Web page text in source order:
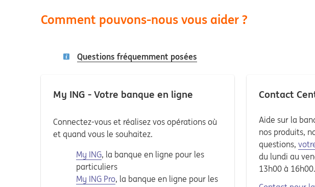
Comment pouvons-nous vous aider ?
Questions fréquemment posées
My ING - Votre banque en ligne
Connectez-vous et réalisez vos opérations où
et quand vous le souhaitez.
My ING, la banque en ligne pour les
particuliers
My ING Pro, la banque en ligne pour les
Contact
Aide sur la
nos produits,
questions,
du lundi au
13h00 à 16h00.